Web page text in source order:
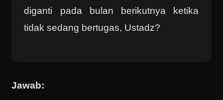
diganti pada bulan berikutnya ketika
tidak sedang bertugas, Ustadz?
Jawab: